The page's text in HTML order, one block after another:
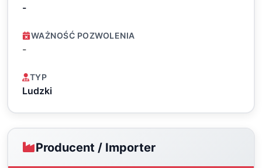
-
WAŻNOŚĆ POZWOLENIA
-
TYP
Ludzki
Producent / Importer